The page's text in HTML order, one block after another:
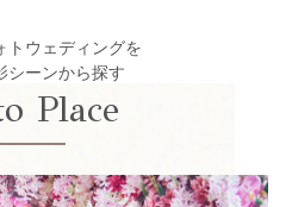
トウェディングを
シーンから探す
Place